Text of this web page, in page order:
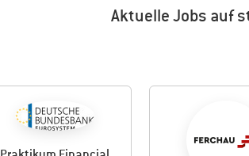
Aktuelle Jobs auf